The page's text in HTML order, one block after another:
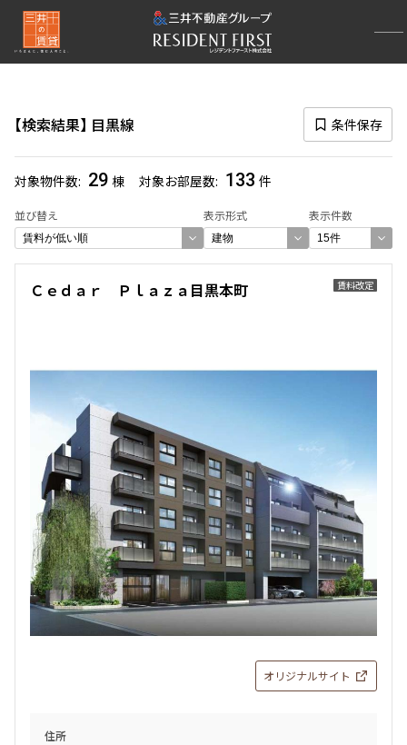
検索結果 目黒線 条件保存
対象物件数 29 棟 対象お部屋数 133 件
並び替え 表示形式 表示件数
再検索ナビゲーション
選択中の路線
目黒線
(133)
選び方を変更する
検索結果の絞り込み
賃料
〜
管理費/共益費含む
礼金なし
敷金なし
間取り
賃料改定
Ｃｅｄａｒ Ｐｌａｚａ目黒本町
オリジナルサイト
住所